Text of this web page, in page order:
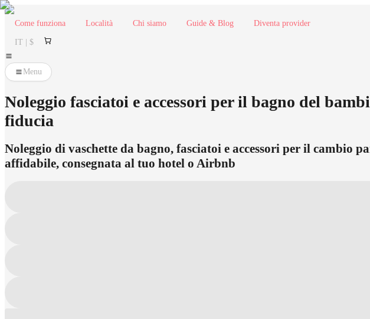
Come funziona Località Chi siamo Guide & Blog Diventa provider
IT | $
Menu
Noleggio fasciatoi e accessori per il bagno del
fiducia
Noleggio di vaschette da bagno, fasciatoi e accessori per il cambio
affidabile, consegnata al tuo hotel o Airbnb